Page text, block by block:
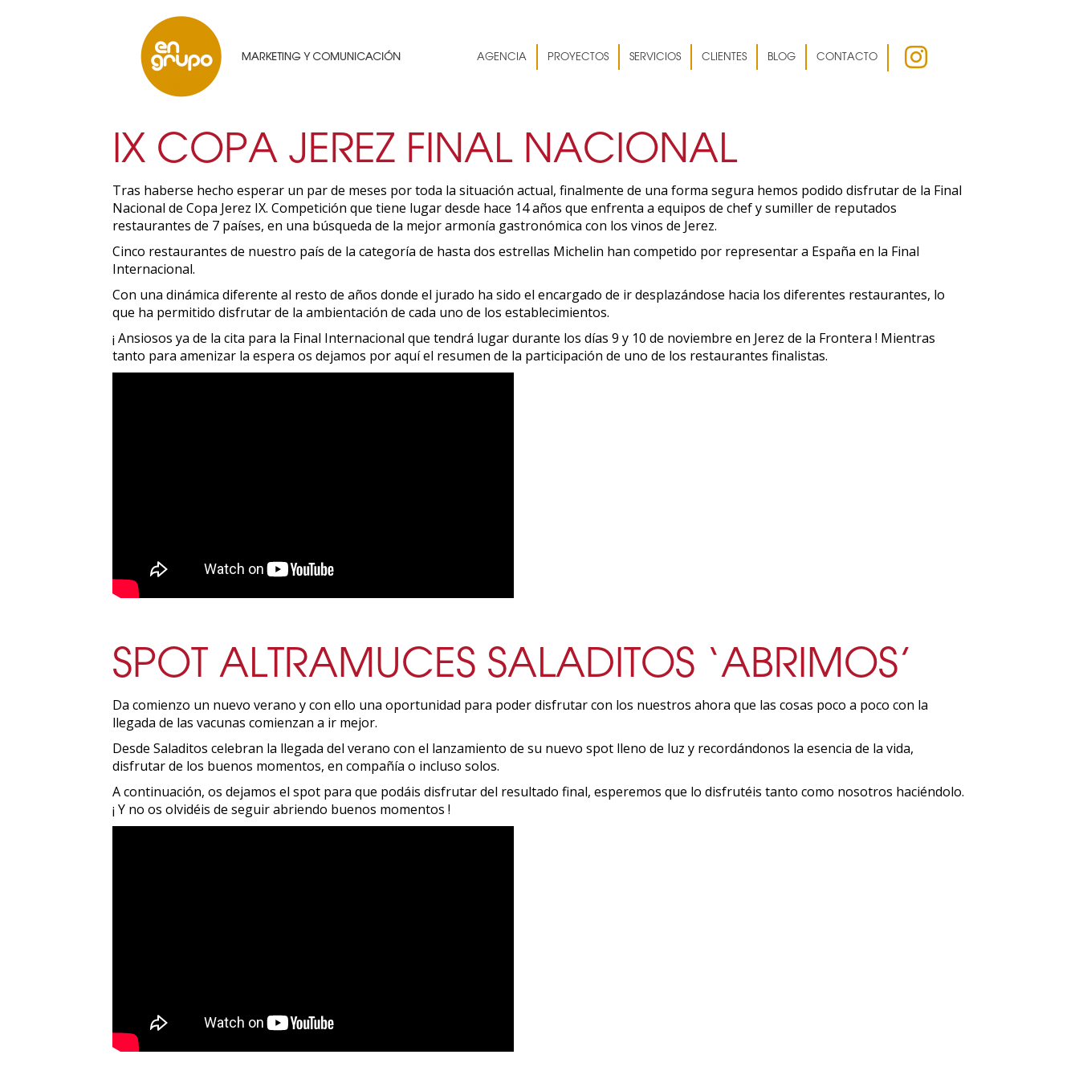
AGENCIA PROYECTOS SERVICIOS CLIENTES BLOG CONTACTO
IX COPA JEREZ FINAL NACIONAL
Tras haberse hecho esperar un par de meses por toda la situación actual, finalmente de una forma segura hemos podido disfrutar de la Final
Nacional de Copa Jerez IX. Competición que tiene lugar desde hace 14 años que enfrenta a equipos de chef y sumiller de reputados
restaurantes de 7 países, en una búsqueda de la mejor armonía gastronómica con los vinos de Jerez.
Cinco restaurantes de nuestro país de la categoría de hasta dos estrellas Michelin han competido por representar a España en la Final
Internacional.
Con una dinámica diferente al resto de años donde el jurado ha sido el encargado de ir desplazándose hacia los diferentes restaurantes, lo
que ha permitido disfrutar de la ambientación de cada uno de los establecimientos.
¡ Ansiosos ya de la cita para la Final Internacional que tendrá lugar durante los días 9 y 10 de noviembre en Jerez de la Frontera ! Mientras
tanto para amenizar la espera os dejamos por aquí el resumen de la participación de uno de los restaurantes finalistas.
SPOT ALTRAMUCES SALADITOS ‘ABRIMOS’
Da comienzo un nuevo verano y con ello una oportunidad para poder disfrutar con los nuestros ahora que las cosas poco a poco con la
llegada de las vacunas comienzan a ir mejor.
Desde Saladitos celebran la llegada del verano con el lanzamiento de su nuevo spot lleno de luz y recordándonos la esencia de la vida,
disfrutar de los buenos momentos, en compañía o incluso solos.
A continuación, os dejamos el spot para que podáis disfrutar del resultado final, esperemos que lo disfrutéis tanto como nosotros haciéndolo.
¡ Y no os olvidéis de seguir abriendo buenos momentos !